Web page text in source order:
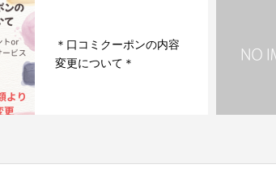
＊たらしこみネイル＊